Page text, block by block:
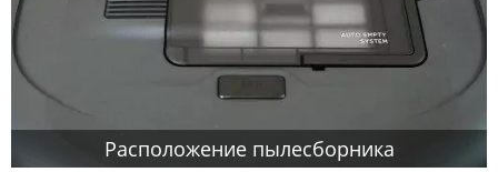
Расположение пылесборника